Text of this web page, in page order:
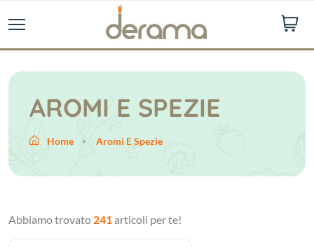
AROMI E SPEZIE
Home Aromi E Spezie
Abbiamo trovato 241articoli per te!